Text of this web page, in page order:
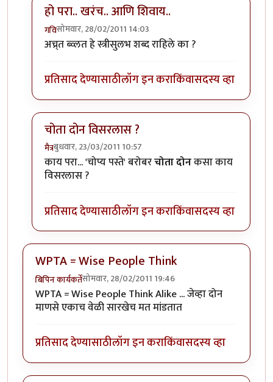
हो परा.. खरंच.. आणि शिवाय..
गविसोमवार, 28/02/2011 14:03
In reply toह्या सगळ्या गदारोळात 'चोप्य
अच्र्त ब्व्लत हे स्त्रीसुलभ शब्द राहिले का ?
प्रतिसाद देण्यासाठीलॉग इन कराकिंवासदस्य व्हा
चोता दोन विसरलास ?
मैत्रबुधवार, 23/03/2011 10:57
In reply toह्या सगळ्या गदारोळात 'चोप्यbyपरिकथेतील
काय परा... 'चोप्य पस्ते' बरोबरचोता दोनकसा काय
विसरलास ?
प्रतिसाद देण्यासाठीलॉग इन कराकिंवासदस्य व्हा
WPTA = Wise People Think
बिपिन कार्यकर्तेसोमवार, 28/02/2011 19:46
WPTA = Wise People Think Alike ... जेव्हा दोन
माणसे एकाच वेळी सारखेच मत मांडतात
प्रतिसाद देण्यासाठीलॉग इन कराकिंवासदस्य व्हा